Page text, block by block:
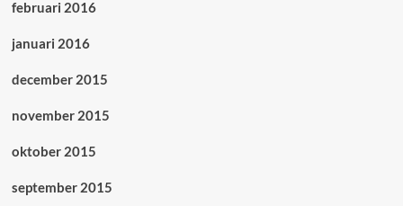
februari 2016
januari 2016
december 2015
november 2015
oktober 2015
september 2015